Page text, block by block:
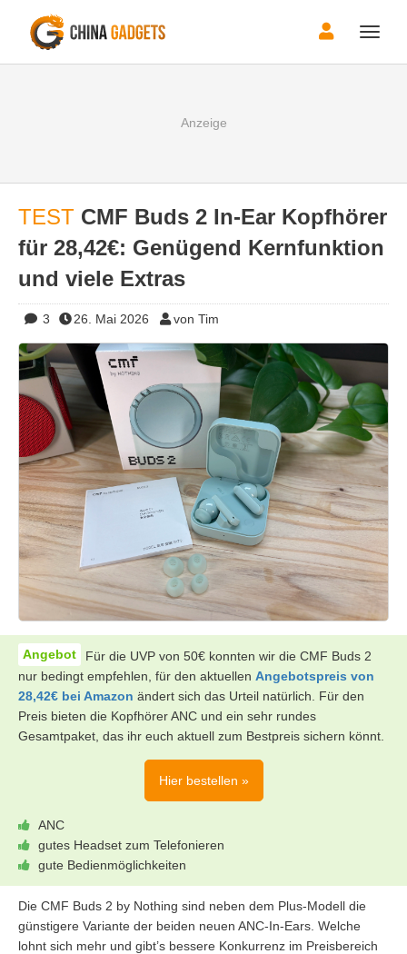
Toggle
TEST CMF Buds 2 In-Ear Kopfhörer
für 28,42€: Genügend Kernfunktion
und viele Extras
3 26. Mai 2026 von Tim
Für die UVP von 50€ konnten wir die CMF Buds 2
nur bedingt empfehlen, für den aktuellen Angebotspreis von
28,42€ bei Amazon ändert sich das Urteil natürlich. Für den
Preis bieten die Kopfhörer ANC und ein sehr rundes
Gesamtpaket, das ihr euch aktuell zum Bestpreis sichern könnt.
Hier bestellen »
ANC
gutes Headset zum Telefonieren
gute Bedienmöglichkeiten
Die CMF Buds 2 by Nothing sind neben dem Plus-Modell die
günstigere Variante der beiden neuen ANC-In-Ears. Welche
lohnt sich mehr und gibt’s bessere Konkurrenz im Preisbereich